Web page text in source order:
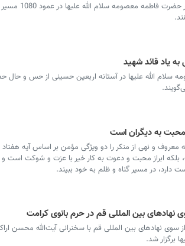
گروه پیشتاز
یاد قائد شهید
سلام الله علیها در آستانه اربعین حسینی از حس و حال
به دیگران است
معروف و نهی از منکر را دو ویژگی مؤمن بر اساس آیه
بلکه ابراز محبت و دعوت به کار خیر با عزت و شوکت است
در مسیر گناه و ظلم به خود ببیند.
نهادهای بین المللی قم در حرم بانوی کرامت
سوی نهادهای بین المللی قم با سخنرانی آیت‌الله محسن
برگزار شد.